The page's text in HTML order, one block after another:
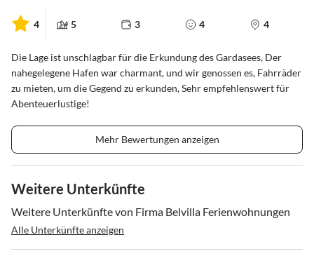
4 5 3 4 4
Die Lage ist unschlagbar für die Erkundung des Gardasees, Der
nahegelegene Hafen war charmant, und wir genossen es, Fahrräder
zu mieten, um die Gegend zu erkunden, Sehr empfehlenswert für
Abenteuerlustige!
Mehr Bewertungen anzeigen
Weitere Unterkünfte
Weitere Unterkünfte von Firma Belvilla Ferienwohnungen
Alle Unterkünfte anzeigen